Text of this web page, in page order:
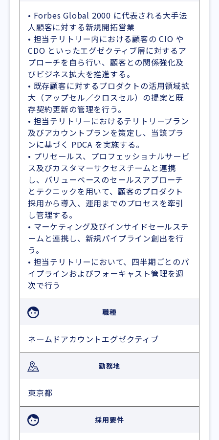
• Forbes Global 2000 に代表される大手法
人顧客に対する新規開拓営業
• 担当テリトリー内における顧客の CIO や
CDO といったエグゼクティブ層に対するア
プローチを自ら行い、顧客との関係強化及
びビジネス拡大を推進する。
• 既存顧客に対するプロダクトの活用領域拡
大（アップセル／クロスセル）の提案と既
存契約更新の管理を行う。
• 担当テリトリーにおけるテリトリープラン
及びアカウントプランを策定し、当該プラ
ンに基づく PDCA を実施する。
• プリセールス、プロフェッショナルサービ
ス及びカスタマーサクセスチームと連携
し、バリューベースのセールスアプローチ
とテクニックを用いて、顧客のプロダクト
採用から導入、運用までのプロセスを牽引
し管理する。
• マーケティング及びインサイドセールスチ
ームと連携し、新規パイプライン創出を行
う。
• 担当テリトリーにおいて、四半期ごとのパ
イプラインおよびフォーキャスト管理を週
次で行う
職種
ネームドアカウントエグゼクティブ
勤務地
東京都
採用要件